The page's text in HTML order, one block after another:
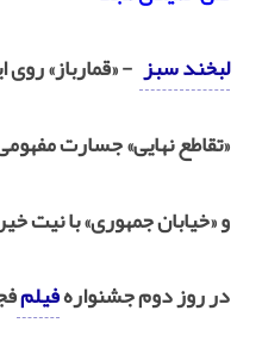
لبخند سبز - «قمارباز»
«تقاطع نهایی» جسارت
و «خیابان جمهوری» با نیت
در روز دوم جشنوارهفیلم